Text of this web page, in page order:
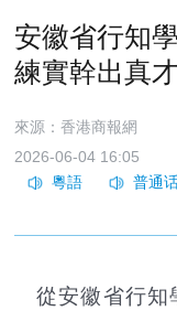
安徽省行知
練實幹出真才
來源：香港商報網
2026-06-04 16:05
從安徽省行知